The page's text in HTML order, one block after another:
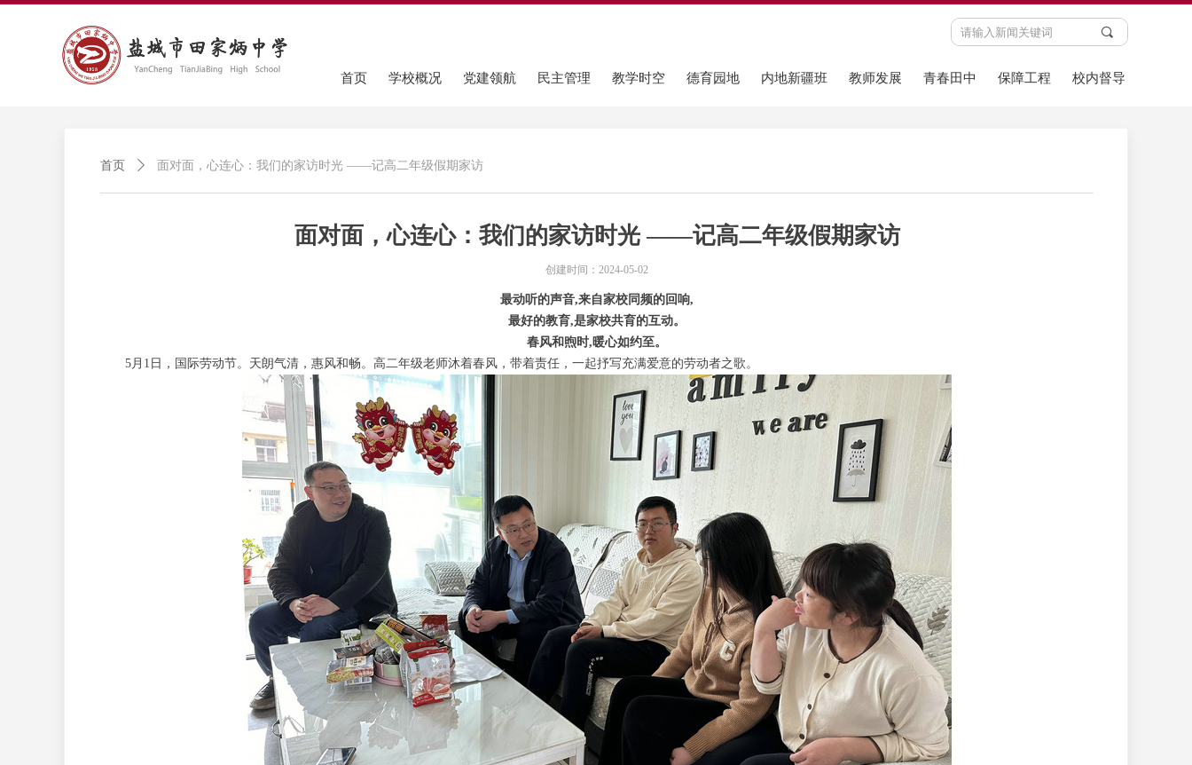
首页 学校概况 党建领航 民主管理 教学时空 德育园地 内地新疆班 教师发展 青春田中 保障工程 校内督导
끠
面对面，心连心：我们的家访时光 ——记高二年级假期家访
最动听的声音,来自家校同频的回响,
最好的教育,是家校共育的互动。
春风和煦时,暖心如约至。
5月1日，国际劳动节。天朗气清，惠风和畅。高二年级老师沐着春风，带着责任，一起抒写充满爱意的劳动者之歌。
首页 ꄲ 面对面，心连心：我们的家访时光 ——记高二年级假期家访
创建时间： 2024-05-02